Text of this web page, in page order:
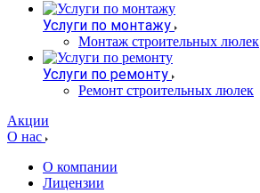
Услуги по монтажу
Монтаж строительных люлек
Услуги по ремонту
Ремонт строительных люлек
Акции
О нас
О компании
Лицензии